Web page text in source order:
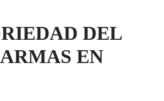
DEL
EN